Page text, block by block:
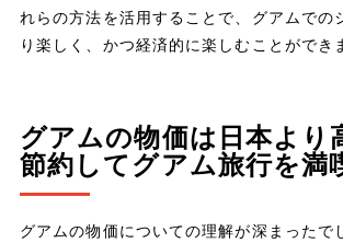
れらの方法を活用することで、グアムでの
り楽しく、かつ経済的に楽しむことができ
グアムの物価は日本より
節約してグアム旅行を満
グアムの物価についての理解が深まったで